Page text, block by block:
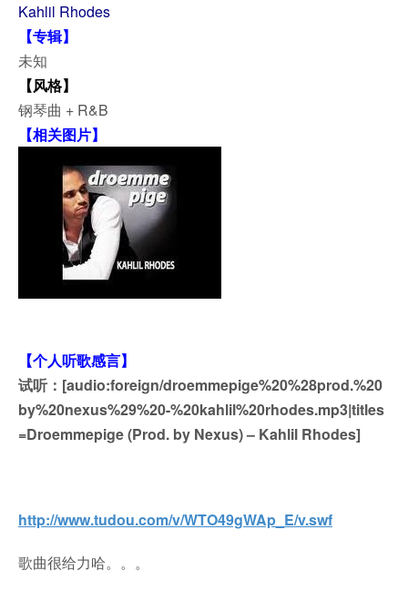
Kahlil Rhodes
【专辑】
未知
【风格】
钢琴曲 + R&B
【相关图片】
【个人听歌感言】
试听：[audio:foreign/droemmepige%20%28prod.%20
by%20nexus%29%20-%20kahlil%20rhodes.mp3|titles
=Droemmepige (Prod. by Nexus) – Kahlil Rhodes]
http://www.tudou.com/v/WTO49gWAp_E/v.swf
歌曲很给力哈。。。